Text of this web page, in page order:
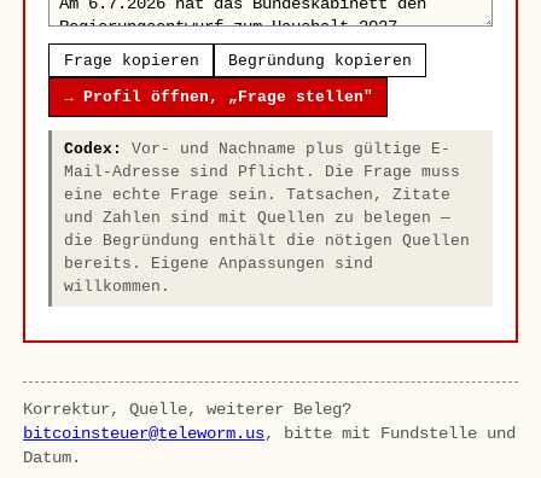
Frage kopieren Begründung kopieren
→ Profil öffnen, „Frage stellen"
Codex:
Vor- und Nachname plus gültige E-
Mail-Adresse sind Pflicht. Die Frage muss
eine echte Frage sein. Tatsachen, Zitate
und Zahlen sind mit Quellen zu belegen —
die Begründung enthält die nötigen Quellen
bereits. Eigene Anpassungen sind
willkommen.
Korrektur, Quelle, weiterer Beleg?
bitcoinsteuer@teleworm.us, bitte mit Fundstelle und
Datum.